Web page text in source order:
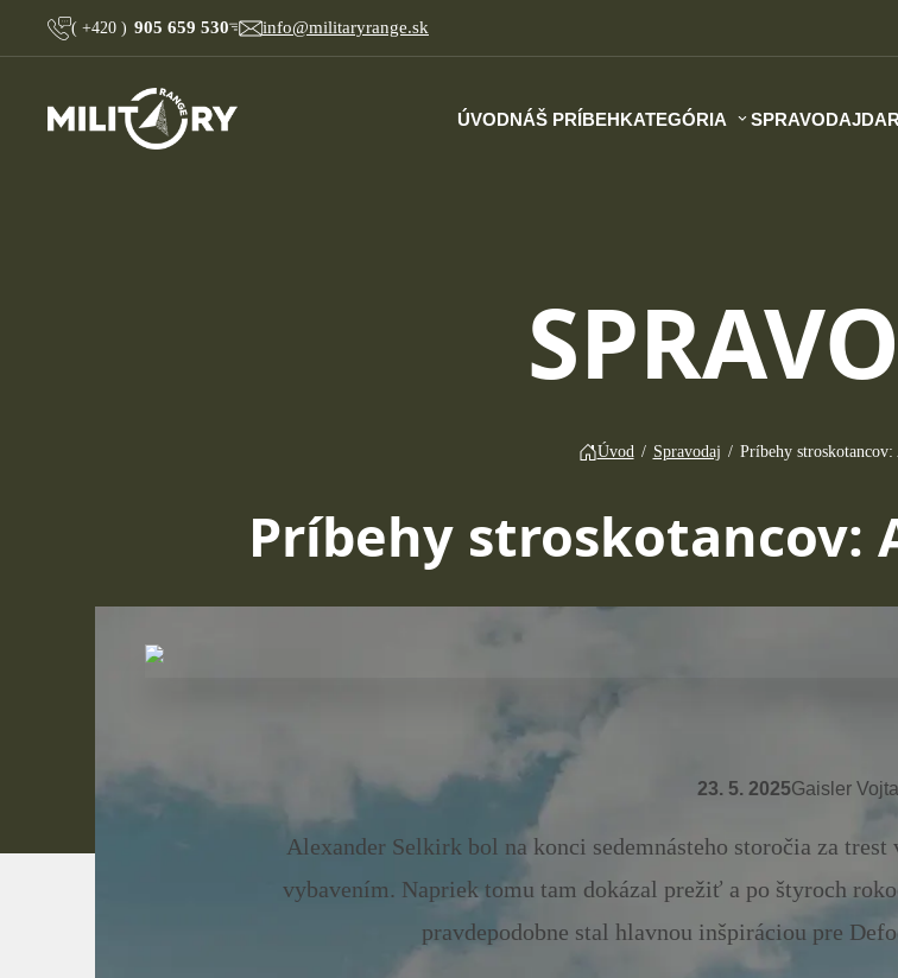
( +420 ) 905 659 530 info@militaryrange.sk
ÚVODNÁŠ PRÍBEHKATEGÓRIA SPRAVODAJ
Úvod / Spravodaj / Príbehy
Príbehy stroskotancov:
23. 5. 2025Gaisler Vojta
Alexander Selkirk bol na konci sedemnásteho storočia za
vybavením. Napriek tomu tam dokázal prežiť a po štyroch
pravdepodobne stal hlavnou inšpiráciou pre